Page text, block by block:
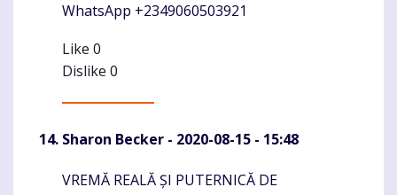
WhatsApp +2349060503921
Like 0
Dislike 0
Sharon Becker - 2020-08-15 - 15:48
Komentaras
VREMĂ REALĂ ȘI PUTERNICĂ DE